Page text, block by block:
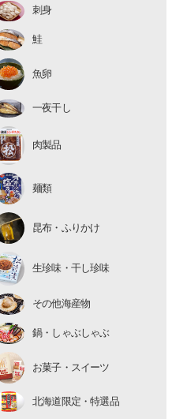
刺身
鮭
魚卵
いくら
たらこ・明太子
数の子
一夜干し
肉製品
麺類
昆布・ふりかけ
生珍味・干し珍味
生珍味
干し珍味
その他海産物
鍋・しゃぶしゃぶ
お菓子・スイーツ
北海道限定・特選品